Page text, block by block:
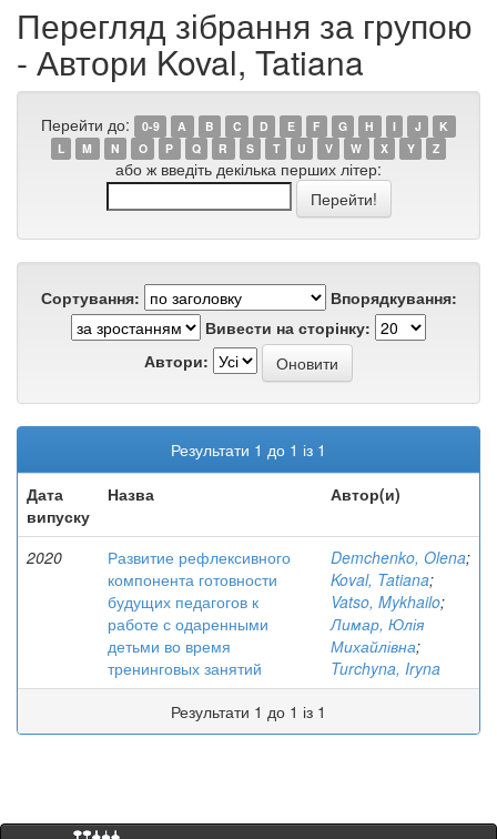
Перегляд зібрання за групою
- Автори Koval, Tatiana
Перейти до: 0-9 A B C D E F G H I J
K
L
M N O P Q R S T U V W X Y Z
або ж введіть декілька перших літер:
Сортування:
Впорядкування:
Вивести на сторінку:
Автори:
Результати 1 до 1 із 1
Дата
випуску
Назва Автор(и)
2020
Развитие рефлексивного
компонента готовности
будущих педагогов к
работе с одаренными
детьми во время
тренинговых занятий
Demchenko, Olena;
Koval, Tatiana;
Vatso, Mykhailo;
Лимар, Юлія
Михайлівна;
Turchyna, Iryna
Результати 1 до 1 із 1